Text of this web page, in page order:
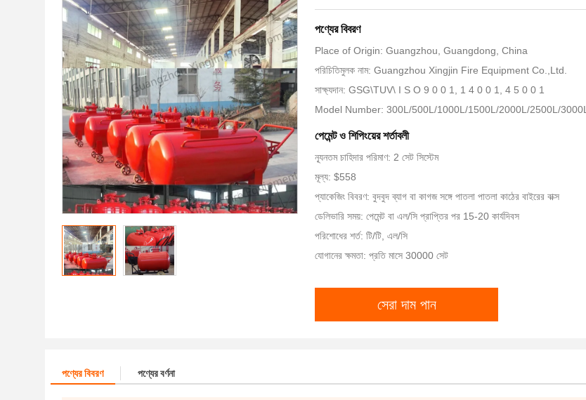
পণ্যের বিবরণ
Place of Origin: Guangzhou, Guangdong, China
পরিচিতিমুলক নাম: Guangzhou Xingjin Fire Equipment Co.,Ltd.
সাক্ষ্যদান: GSG\TUV\ I S O 9 0 0 1, 1 4 0 0 1, 4 5 0 0 1
Model Number: 300L/500L/1000L/1500L/2000L/2500L/3000L
পেমেন্ট ও শিপিংয়ের শর্তাবলী
ন্যূনতম চাহিদার পরিমাণ: 2 সেট সিস্টেম
মূল্য: $558
প্যাকেজিং বিবরণ: বুদবুদ ব্যাগ বা কাগজ সঙ্গে পাতলা পাতলা কাঠের বাইরের বাক্স
ডেলিভারি সময়: পেমেন্ট বা এল/সি প্রাপ্তির পর 15-20 কার্যদিবস
পরিশোধের শর্ত: টি/টি, এল/সি
যোগানের ক্ষমতা: প্রতি মাসে 30000 সেট
সেরা দাম পান
পণ্যের বিবরণ পণ্যের বর্ণনা